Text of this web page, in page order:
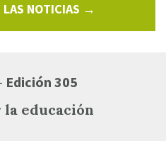
LAS NOTICIAS →
Edición 305
educación